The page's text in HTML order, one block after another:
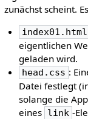
zunächst scheint.
index01.html
eigentlichen
geladen wird.
head.css :
Datei festlegt
solange die
eines link -